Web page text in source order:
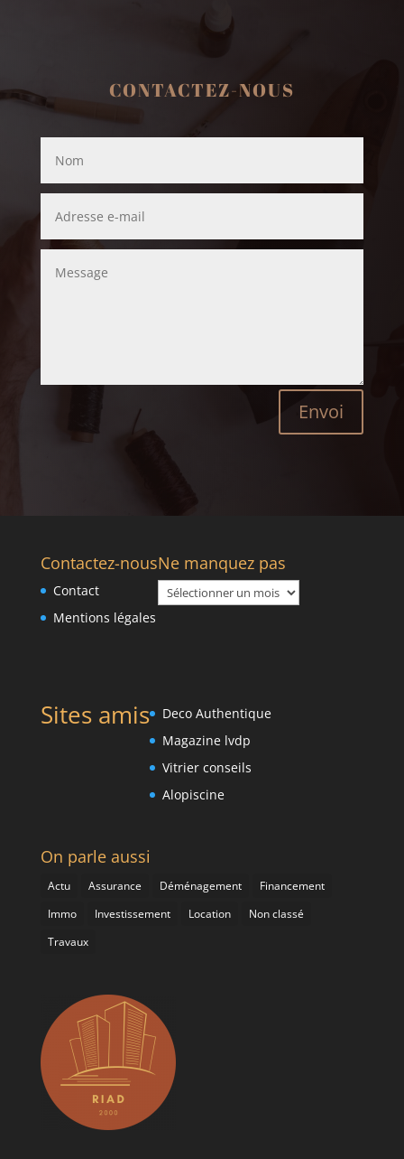
CONTACTEZ-NOUS
Envoi
Contactez-nous
Contact
Mentions légales
Ne manquez pas
Ne
manquez
Sites amis
Deco Authentique
Magazine lvdp
Vitrier conseils
Alopiscine
On parle aussi
Actu Assurance Déménagement
Financement
Immo
Investissement Location
Non classé
Travaux